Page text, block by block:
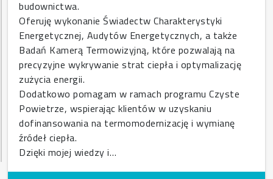
budownictwa.
Oferuję wykonanie Świadectw Charakterystyki
Energetycznej, Audytów Energetycznych, a także
Badań Kamerą Termowizyjną, które pozwalają na
precyzyjne wykrywanie strat ciepła i optymalizację
zużycia energii.
Dodatkowo pomagam w ramach programu Czyste
Powietrze, wspierając klientów w uzyskaniu
dofinansowania na termomodernizację i wymianę
źródeł ciepła.
Dzięki mojej wiedzy i…